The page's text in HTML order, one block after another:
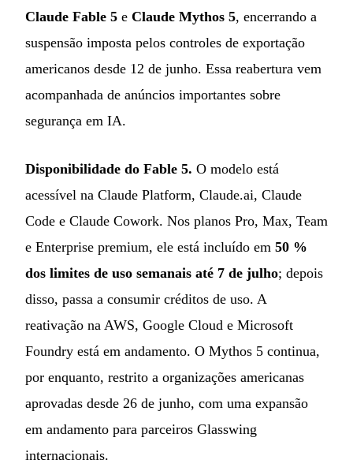
Claude Fable 5 e Claude Mythos 5, encerrando a
suspensão imposta pelos controles de exportação
americanos desde 12 de junho. Essa reabertura vem
acompanhada de anúncios importantes sobre
segurança em IA.
Disponibilidade do Fable 5. O modelo está
acessível na Claude Platform, Claude.ai, Claude
Code e Claude Cowork. Nos planos Pro, Max, Team
e Enterprise premium, ele está incluído em 50 %
dos limites de uso semanais até 7 de julho; depois
disso, passa a consumir créditos de uso. A
reativação na AWS, Google Cloud e Microsoft
Foundry está em andamento. O Mythos 5 continua,
por enquanto, restrito a organizações americanas
aprovadas desde 26 de junho, com uma expansão
em andamento para parceiros Glasswing
internacionais.